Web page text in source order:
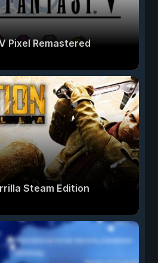
Pixel Remastered
Steam Edition